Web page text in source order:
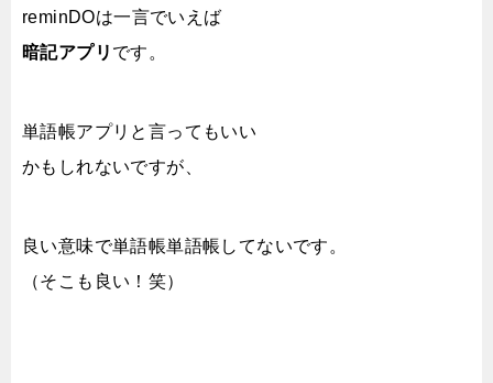
reminDOは一言でいえば
暗記アプリ です。
単語帳アプリと言ってもいい
かもしれないですが、
良い意味で単語帳単語帳してないです。
（そこも良い！笑）